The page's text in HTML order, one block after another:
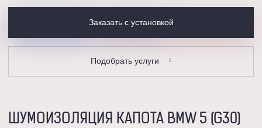
Заказать с установкой
Подобрать услуги
ШУМОИЗОЛЯЦИЯ КАПОТА BMW 5 (G30)